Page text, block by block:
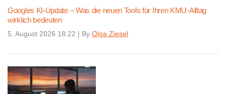
Googles KI-Update – Was die neuen Tools für Ihren KMU-Alltag
wirklich bedeuten
5. August 2026 18:22 | By Olga Ziesel